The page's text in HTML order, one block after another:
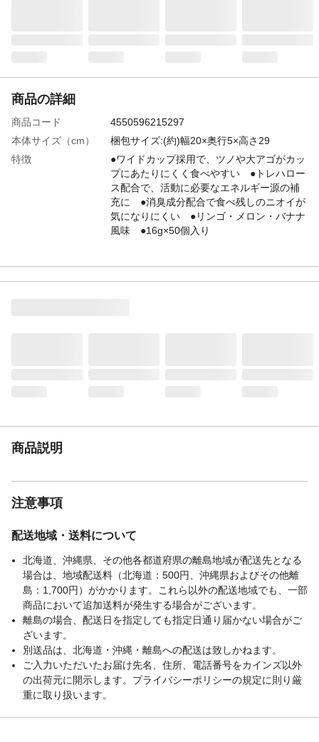
商品の詳細
商品コード
4550596215297
本体サイズ（cm）
梱包サイズ:(約)幅20×奥行5×高さ29
特徴
●ワイドカップ採用で、ツノや大アゴがカッ
プにあたりにくく食べやすい ●トレハロー
ス配合で、活動に必要なエネルギー源の補
充に ●消臭成分配合で食べ残しのニオイが
気になりにくい ●リンゴ・メロン・バナナ
風味 ●16g×50個入り
原材料
水、液糖、ブドウ糖、安定剤、カラギーナ
ン、香料、クエン酸、クエン酸ナトリウ
商品説明
注意事項
配送地域・送料について
北海道、沖縄県、その他各都道府県の離島地域が配送先となる
場合は、地域配送料（北海道：500円、沖縄県およびその他離
島：1,700円）がかかります。これら以外の配送地域でも、一部
商品において追加送料が発生する場合がございます。
離島の場合、配送日を指定しても指定日通り届かない場合がご
ざいます。
別送品は、北海道・沖縄・離島への配送は致しかねます。
ご入力いただいたお届け先名、住所、電話番号をカインズ以外
の出荷元に開示します。プライバシーポリシーの規定に則り厳
重に取り扱います。